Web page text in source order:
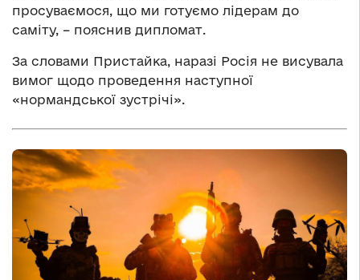
просуваємося, що ми готуємо лідерам до
саміту, – пояснив дипломат.
За словами Пристайка, наразі Росія не висувала
вимог щодо проведення наступної
«нормандської зустрічі».